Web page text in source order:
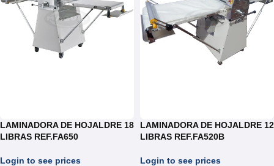
LAMINADORA DE HOJALDRE 18
LIBRAS REF.FA650
Login to see prices
LAMINADORA DE HOJALDRE 12
LIBRAS REF.FA520B
Login to see prices